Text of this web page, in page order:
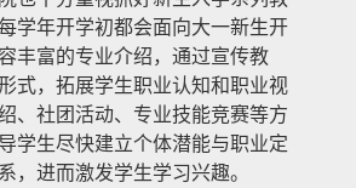
学年开学初都会面向大一新生开
丰富的专业介绍，通过宣传教
式，拓展学生职业认知和职业视
、社团活动、专业技能竞赛等方
学生尽快建立个体潜能与职业定
，进而激发学生学习兴趣。